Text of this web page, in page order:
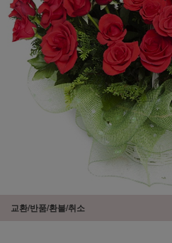
교환/반품/환불/취소